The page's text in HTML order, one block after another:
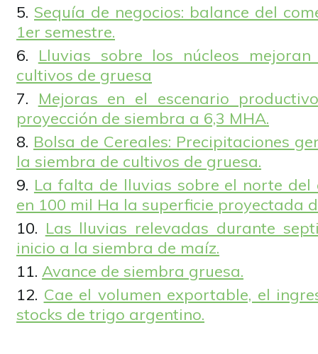
Sequía de negocios: balance del
1er semestre.
Lluvias sobre los núcleos
cultivos de gruesa
Mejoras en el escenario
proyección de siembra a 6,3 MHA.
Bolsa de Cereales: Precipitaciones
la siembra de cultivos de gruesa.
La falta de lluvias sobre el norte del
en 100 mil Ha la superficie proyectada
Las lluvias relevadas durante
inicio a la siembra de maíz.
Avance de siembra gruesa.
Cae el volumen exportable, el
stocks de trigo argentino.